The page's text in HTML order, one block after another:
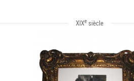
XIXesiècle